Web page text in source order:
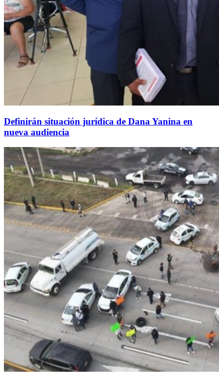
Definirán situación jurídica de Dana Yanina en
nueva audiencia